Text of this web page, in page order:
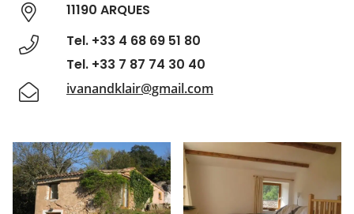
11190 ARQUES
Tel. +33 4 68 69 51 80
Tel. +33 7 87 74 30 40
ivanandklair@gmail.com